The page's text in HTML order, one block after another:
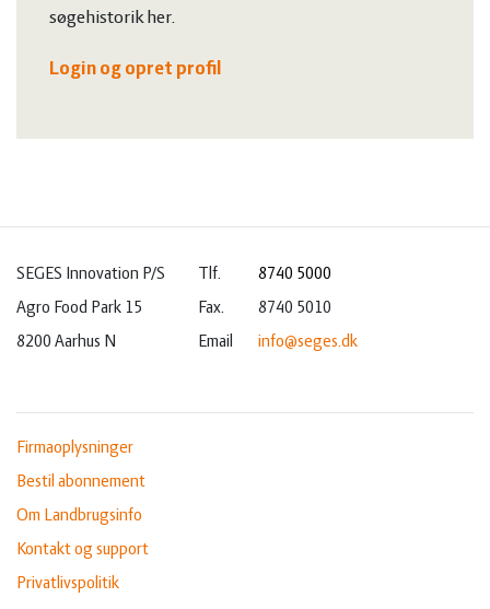
søgehistorik her.
Login og opret profil
SEGES Innovation P/S
Agro Food Park 15
8200 Aarhus N
Tlf.
8740 5000
Fax.
8740 5010
Email
info@seges.dk
Firmaoplysninger
Bestil abonnement
Om Landbrugsinfo
Kontakt og support
Privatlivspolitik